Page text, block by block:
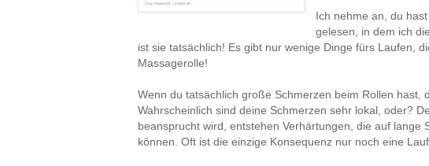
Ich nehme an, du
gelesen, in dem ich
ist sie tatsächlich! Es gibt nur wenige Dinge fürs Laufen,
Massagerolle!
Wenn du tatsächlich große Schmerzen beim Rollen hast,
Wahrscheinlich sind deine Schmerzen sehr lokal, oder?
beansprucht wird, entstehen Verhärtungen, die auf lange
können. Oft ist die einzige Konsequenz nur noch eine